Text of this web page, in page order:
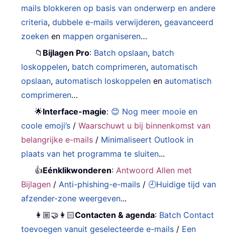
mails blokkeren op basis van onderwerp en andere
criteria,dubbele e-mails verwijderen,geavanceerd
zoeken en mappen organiseren…
📁 Bijlagen Pro: Batch opslaan, batch
loskoppelen, batch comprimeren,automatisch
opslaan,automatisch loskoppelen enautomatisch
comprimeren…
🌟Interface-magie: 😊 Nog meer mooie en
coole emoji’s /Waarschuwt u bij binnenkomst van
belangrijke e-mails / Minimaliseert Outlook in
plaats van het programma te sluiten...
👍Eénklikwonderen:Antwoord Allen met
Bijlagen /Anti-phishing-e-mails / 🕘Huidige tijd van
afzender-zone weergeven...
👩🏼‍🤝‍👩🏻Contacten & agenda: Batch Contact
toevoegen vanuit geselecteerde e-mails / Een